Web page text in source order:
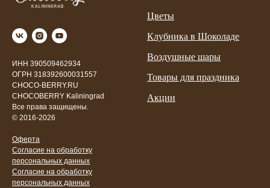
ИНН 390509462934
ОГРН 318392600031557
CHOCO-BERRY.RU
CHOCOBERRY Kaliningrad
Все права защищены.
© 2016-2026
Оферта
Согласие на обработку
персональных данных
Согласие на обработку
персональных данных
Цветы
Клубника в Шоколаде
Воздушные шары
Товары для праздника
Акции